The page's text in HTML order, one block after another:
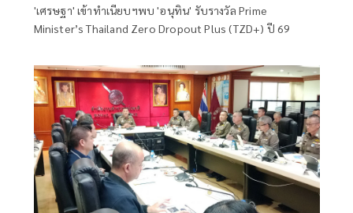
'เศรษฐา' เข้าทำเนียบฯพบ 'อนุทิน' รับรางวัล Prime
Minister’s Thailand Zero Dropout Plus (TZD+) ปี 69